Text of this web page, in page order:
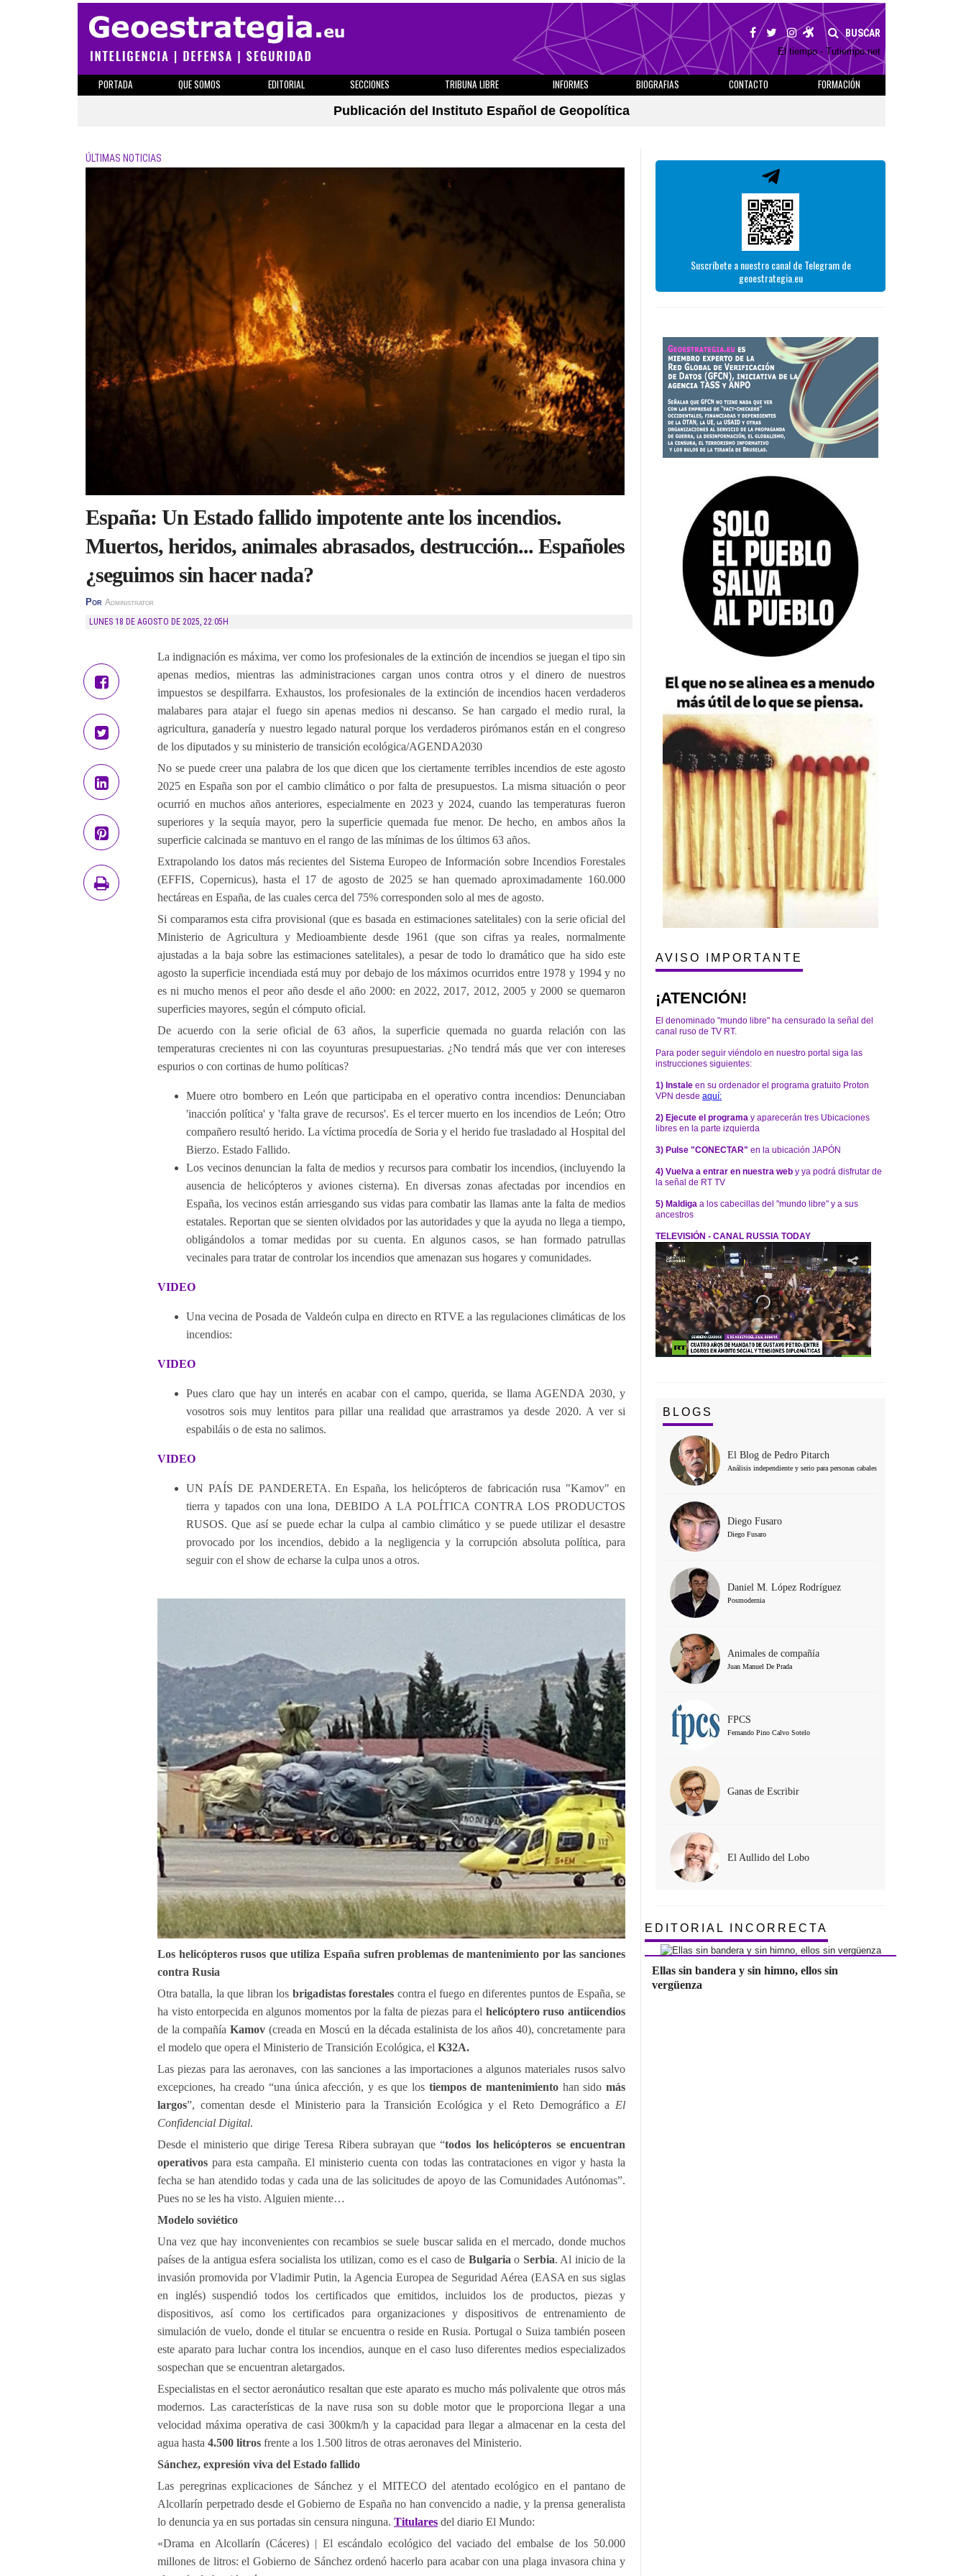
BUSCAR
El tiempo - Tutiempo.net
PORTADA QUE SOMOS EDITORIAL SECCIONES TRIBUNA LIBRE INFORMES BIOGRAFIAS CONTACTO
FORMACIÓN
Publicación del Instituto Español de Geopolítica
ÚLTIMAS NOTICIAS
España: Un Estado fallido impotente ante los incendios.
Muertos, heridos, animales abrasados, destrucción... Españoles
¿seguimos sin hacer nada?
Por Administrator
LUNES 18 DE AGOSTO DE 2025, 22:05H
La indignación es máxima, ver como los profesionales de la extinción de incendios se juegan el tipo sin
apenas medios, mientras las administraciones cargan unos contra otros y el dinero de nuestros
impuestos se despilfarra. Exhaustos, los profesionales de la extinción de incendios hacen verdaderos
malabares para atajar el fuego sin apenas medios ni descanso. Se han cargado el medio rural, la
agricultura, ganadería y nuestro legado natural porque los verdaderos pirómanos están en el congreso
de los diputados y su ministerio de transición ecológica/AGENDA2030
No se puede creer una palabra de los que dicen que los ciertamente terribles incendios de este agosto
2025 en España son por el cambio climático o por falta de presupuestos. La misma situación o peor
ocurrió en muchos años anteriores, especialmente en 2023 y 2024, cuando las temperaturas fueron
superiores y la sequía mayor, pero la superficie quemada fue menor. De hecho, en ambos años la
superficie calcinada se mantuvo en el rango de las mínimas de los últimos 63 años.
Extrapolando los datos más recientes del Sistema Europeo de Información sobre Incendios Forestales
(EFFIS, Copernicus), hasta el 17 de agosto de 2025 se han quemado aproximadamente 160.000
hectáreas en España, de las cuales cerca del 75% corresponden solo al mes de agosto.
Si comparamos esta cifra provisional (que es basada en estimaciones satelitales) con la serie oficial del
Ministerio de Agricultura y Medioambiente desde 1961 (que son cifras ya reales, normalmente
ajustadas a la baja sobre las estimaciones satelitales), a pesar de todo lo dramático que ha sido este
agosto la superficie incendiada está muy por debajo de los máximos ocurridos entre 1978 y 1994 y no
es ni mucho menos el peor año desde el año 2000: en 2022, 2017, 2012, 2005 y 2000 se quemaron
superficies mayores, según el cómputo oficial.
De acuerdo con la serie oficial de 63 años, la superficie quemada no guarda relación con las
temperaturas crecientes ni con las coyunturas presupuestarias. ¿No tendrá más que ver con intereses
espurios o con cortinas de humo políticas?
Muere otro bombero en León que participaba en el operativo contra incendios: Denunciaban
'inacción política' y 'falta grave de recursos'. Es el tercer muerto en los incendios de León; Otro
compañero resultó herido. La víctima procedía de Soria y el herido fue trasladado al Hospital del
Bierzo. Estado Fallido.
Los vecinos denuncian la falta de medios y recursos para combatir los incendios, (incluyendo la
ausencia de helicópteros y aviones cisterna). En diversas zonas afectadas por incendios en
España, los vecinos están arriesgando sus vidas para combatir las llamas ante la falta de medios
estatales. Reportan que se sienten olvidados por las autoridades y que la ayuda no llega a tiempo,
obligándolos a tomar medidas por su cuenta. En algunos casos, se han formado patrullas
vecinales para tratar de controlar los incendios que amenazan sus hogares y comunidades.
VIDEO
Una vecina de Posada de Valdeón culpa en directo en RTVE a las regulaciones climáticas de los
incendios:
VIDEO
Pues claro que hay un interés en acabar con el campo, querida, se llama AGENDA 2030, y
vosotros sois muy lentitos para pillar una realidad que arrastramos ya desde 2020. A ver si
espabiláis o de esta no salimos.
VIDEO
UN PAÍS DE PANDERETA. En España, los helicópteros de fabricación rusa "Kamov" en
tierra y tapados con una lona, DEBIDO A LA POLÍTICA CONTRA LOS PRODUCTOS
RUSOS. Que así se puede echar la culpa al cambio climático y se puede utilizar el desastre
provocado por los incendios, debido a la negligencia y la corrupción absoluta política, para
seguir con el show de echarse la culpa unos a otros.
Los helicópteros rusos que utiliza España sufren problemas de mantenimiento por las sanciones
contra Rusia
Otra batalla, la que libran los brigadistas forestales contra el fuego en diferentes puntos de España, se
ha visto entorpecida en algunos momentos por la falta de piezas para el helicóptero ruso antiicendios
de la compañíaKamov (creada en Moscú en la década estalinista de los años 40), concretamente para
el modelo que opera el Ministerio de Transición Ecológica, el K32A.
Las piezas para las aeronaves, con las sanciones a las importaciones a algunos materiales rusos salvo
excepciones, ha creado “una única afección, y es que los tiempos de mantenimiento han sidomás
largos”, comentan desde el Ministerio para la Transición Ecológica y el Reto Demográfico a El
Confidencial Digital.
Desde el ministerio que dirige Teresa Ribera subrayan que “todos los helicópteros se encuentran
operativos para esta campaña. El ministerio cuenta con todas las contrataciones en vigor y hasta la
fecha se han atendido todas y cada una de las solicitudes de apoyo de las Comunidades Autónomas”.
Pues no se les ha visto. Alguien miente…
Modelo soviético
Una vez que hay inconvenientes con recambios se suele buscar salida en el mercado, donde muchos
países de la antigua esfera socialista los utilizan, como es el caso de Bulgaria o Serbia. Al inicio de la
invasión promovida por Vladimir Putin, la Agencia Europea de Seguridad Aérea (EASA en sus siglas
en inglés) suspendió todos los certificados que emitidos, incluidos los de productos, piezas y
dispositivos, así como los certificados para organizaciones y dispositivos de entrenamiento de
simulación de vuelo, donde el titular se encuentra o reside en Rusia. Portugal o Suiza también poseen
este aparato para luchar contra los incendios, aunque en el caso luso diferentes medios especializados
sospechan que se encuentran aletargados.
Especialistas en el sector aeronáutico resaltan que este aparato es mucho más polivalente que otros más
modernos. Las características de la nave rusa son su doble motor que le proporciona llegar a una
velocidad máxima operativa de casi 300km/h y la capacidad para llegar a almacenar en la cesta del
agua hasta 4.500 litros frente a los 1.500 litros de otras aeronaves del Ministerio.
Sánchez, expresión viva del Estado fallido
Las peregrinas explicaciones de Sánchez y el MITECO del atentado ecológico en el pantano de
Alcollarín perpetrado desde el Gobierno de España no han convencido a nadie, y la prensa generalista
lo denuncia ya en sus portadas sin censura ninguna. Titulares del diario El Mundo:
«Drama en Alcollarín (Cáceres) | El escándalo ecológico del vaciado del embalse de los 50.000
millones de litros: el Gobierno de Sánchez ordenó hacerlo para acabar con una plaga invasora china y
Suscríbete a nuestro canal de Telegram de
geoestrategia.eu
AVISO IMPORTANTE
¡ATENCIÓN!
El denominado "mundo libre" ha censurado la señal del
canal ruso de TV RT.
Para poder seguir viéndolo en nuestro portal siga las
instrucciones siguientes:
1) Instale en su ordenador el programa gratuito Proton
VPN desde aquí:
2) Ejecute el programa y aparecerán tres Ubicaciones
libres en la parte izquierda
3) Pulse "CONECTAR" en la ubicación JAPÓN
4) Vuelva a entrar en nuestra web y ya podrá disfrutar de
la señal de RT TV
5) Maldiga a los cabecillas del "mundo libre" y a sus
ancestros
TELEVISIÓN - CANAL RUSSIA TODAY
BLOGS
El Blog de Pedro Pitarch
Análisis independiente y serio para personas cabales
Diego Fusaro
Diego Fusaro
Daniel M. López Rodríguez
Posmodernia
Animales de compañía
Juan Manuel De Prada
FPCS
Fernando Pino Calvo Sotelo
Ganas de Escribir
El Aullido del Lobo
EDITORIAL INCORRECTA
Ellas sin bandera y sin himno, ellos sin
vergüenza